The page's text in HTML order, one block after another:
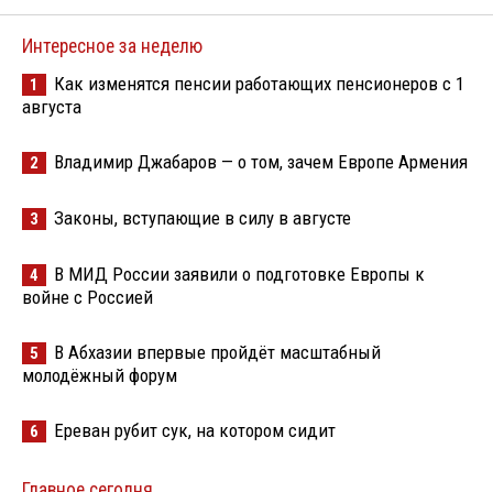
Интересное за неделю
1
Как изменятся пенсии работающих пенсионеров с 1
августа
2 Владимир Джабаров — о том, зачем Европе Армения
3 Законы, вступающие в силу в августе
4
В МИД России заявили о подготовке Европы к
войне с Россией
5
В Абхазии впервые пройдёт масштабный
молодёжный форум
6 Ереван рубит сук, на котором сидит